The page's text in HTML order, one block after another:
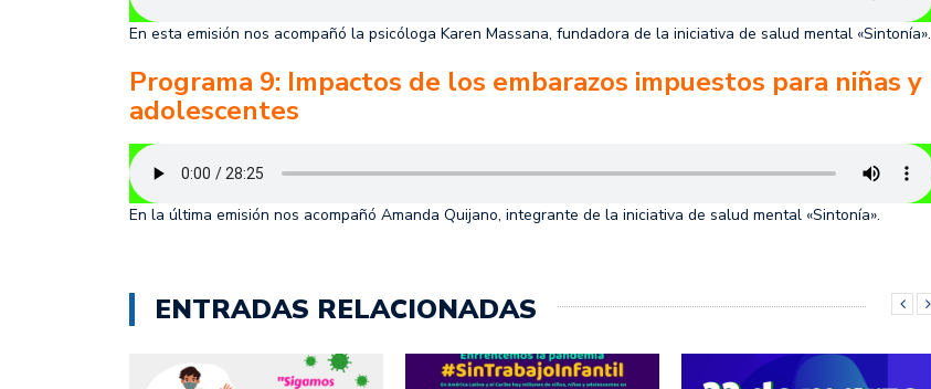
En esta emisión nos acompañó la psicóloga Karen Massana, fundadora de la iniciativa de salud mental «Sintonía».
Programa 9: Impactos de los embarazos impuestos para niñas y
adolescentes
En la última emisión nos acompañó Amanda Quijano, integrante de la iniciativa de salud mental «Sintonía».
ENTRADAS RELACIONADAS